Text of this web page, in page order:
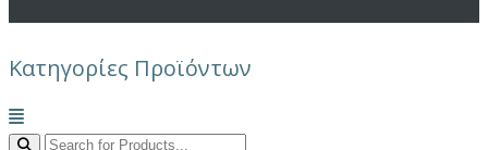
Κατηγορίες Προϊόντων
Μενού